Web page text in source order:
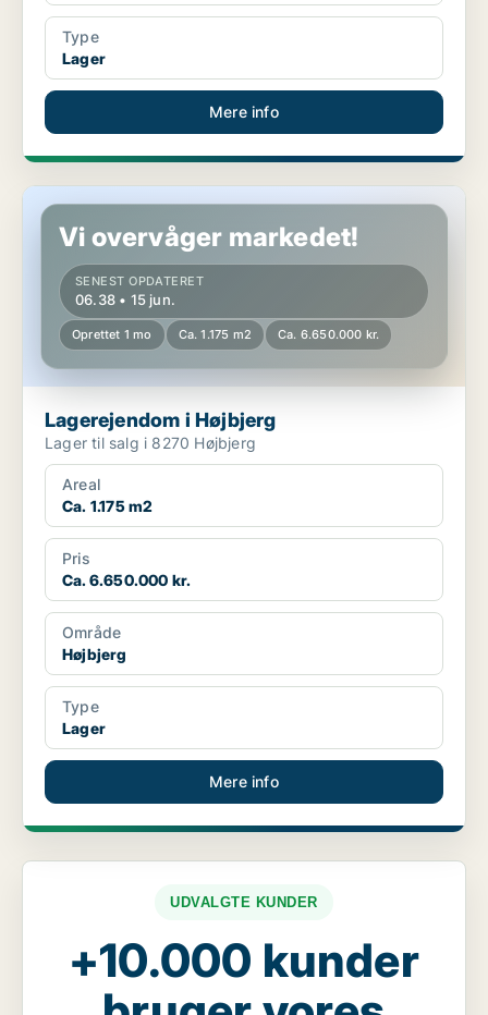
Type
Lager
Mere info
Lagerejendom i Højbjerg
Vi overvåger markedet!
SENEST OPDATERET
06.38 • 15 jun.
Oprettet 1 mo Ca. 1.175 m2 Ca. 6.650.000 kr.
Lagerejendom i Højbjerg
Lager til salg i 8270 Højbjerg
Areal
Ca. 1.175 m2
Pris
Ca. 6.650.000 kr.
Område
Højbjerg
Type
Lager
Mere info
UDVALGTE KUNDER
+10.000 kunder